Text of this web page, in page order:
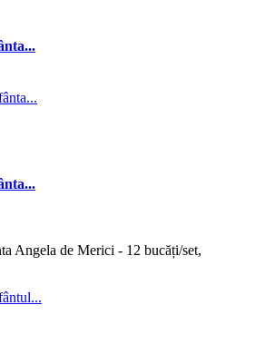
Angela de Merici - 12 bucăți/set,